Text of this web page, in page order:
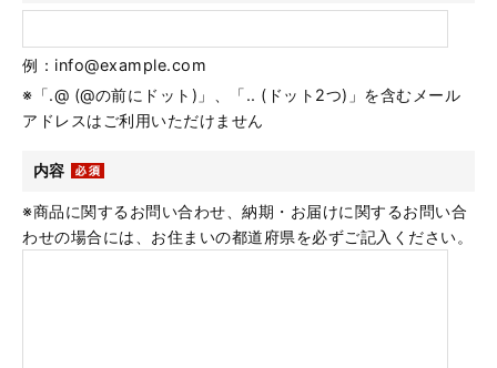
例：info@example.com
※「.@ (@の前にドット)」、「.. (ドット2つ)」を含むメール
アドレスはご利用いただけません
内容
※商品に関するお問い合わせ、納期・お届けに関するお問い合
わせの場合には、お住まいの都道府県を必ずご記入ください。